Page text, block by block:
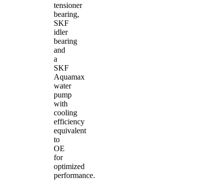
tensioner
bearing,
SKF
idler
bearing
and
a
SKF
Aquamax
water
pump
with
cooling
efficiency
equivalent
to
OE
for
optimized
performance.